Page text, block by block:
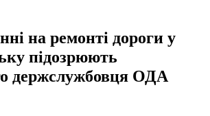
на ремонті дороги у
підозрюють
держслужбовця ОДА